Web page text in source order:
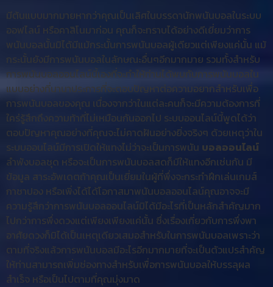
มีต้นแบบมากมายหากว่าคุณเป็นเลิศในบรรดานักพนันบอลในระบบ
ออฟไลน์ หรือคาสิโนมาก่อน คุณก็จะทราบได้อย่างดีเยี่ยมว่าการ
พนันบอลนั้นมิได้มีแม้กระนั้นการพนันบอลผู้เดียวแต่เพียงแค่นั้น แม้
กระนั้นยังมีการพนันบอลในลักษณะอื่นๆอีกมากมาย รวมทั้งสำหรับ
การพนันบอลออนไลน์นี้เองที่จะทำให้ท่านได้พบกับการพนันบอลใน
แบบอย่างที่นานาประการที่จะตอบปัญหาต่อความอยากสำหรับเพื่อ
การพนันบอลของคุณ เนื่องจากว่าในแต่ละคนก็จะมีความต้องการที่
ใคร่รู้สึกถึงความท้าที่ไม่เหมือนกันออกไป ระบบออนไลน์นี้พูดได้ว่า
ตอบปัญหาคุณอย่างที่คุณจะไม่คาดฝันอย่างยิ่งจริงๆ ด้วยเหตุว่าใน
ระบบออนไลน์มีการเปิดให้แทงไม่ว่าจะเป็นการพนัน บอลออนไลน์
ลำพังบอลชุด หรือจะเป็นการพนันบอลสดก็มีให้แทงอีกเช่นกัน มี
ข้อมูล สาระอัพเดตถ้าคุณเป็นเยี่ยมในผู้ที่พึ่งจะกระทำฝึกเล่นเกมส์
กาชาปอง หรือเพิ่งได้ได้โอกาสมาพนันบอลออนไลน์คุณอาจจะมี
ความรู้สึกว่าการพนันบอลออนไลน์มิได้มีอะไรที่เป็นหลักสำคัญมาก
ไปกว่าการพึ่งดวงแต่เพียงเพียงแค่นั้น ซึ่งเรื่องเกี่ยวกับการพึ่งพา
อาศัยดวงก็มิได้เป็นเหตุเดียวเสมอสำหรับในการพนันบอลเพราะว่า
ตามที่จริงแล้วการพนันบอลมีอะไรอีกมากมายที่จะเป็นตัวแปรสำคัญ
ให้ท่านสามารถเพิ่มช่องทางสำหรับเพื่อการพนันบอลให้บรรลุผล
สำเร็จ หรือเป็นไปตามที่คุณมุ่งมาด